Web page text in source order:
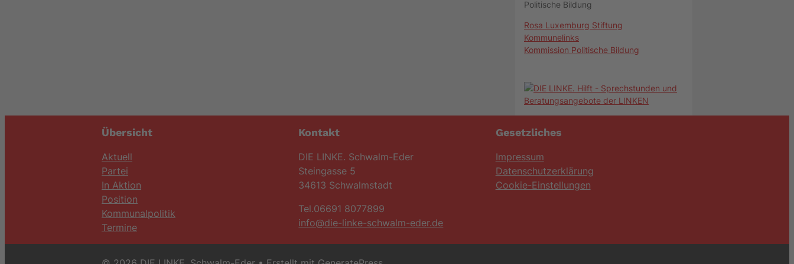
Politische Bildung
Rosa Luxemburg Stiftung
Kommunelinks
Kommission Politische Bildung
Übersicht
Aktuell
Partei
In Aktion
Position
Kommunalpolitik
Termine
Kontakt
DIE LINKE. Schwalm-Eder
Steingasse 5
34613 Schwalmstadt
Tel.06691 8077899
info@die-linke-schwalm-eder.de
Gesetzliches
Impressum
Datenschutzerklärung
Cookie-Einstellungen